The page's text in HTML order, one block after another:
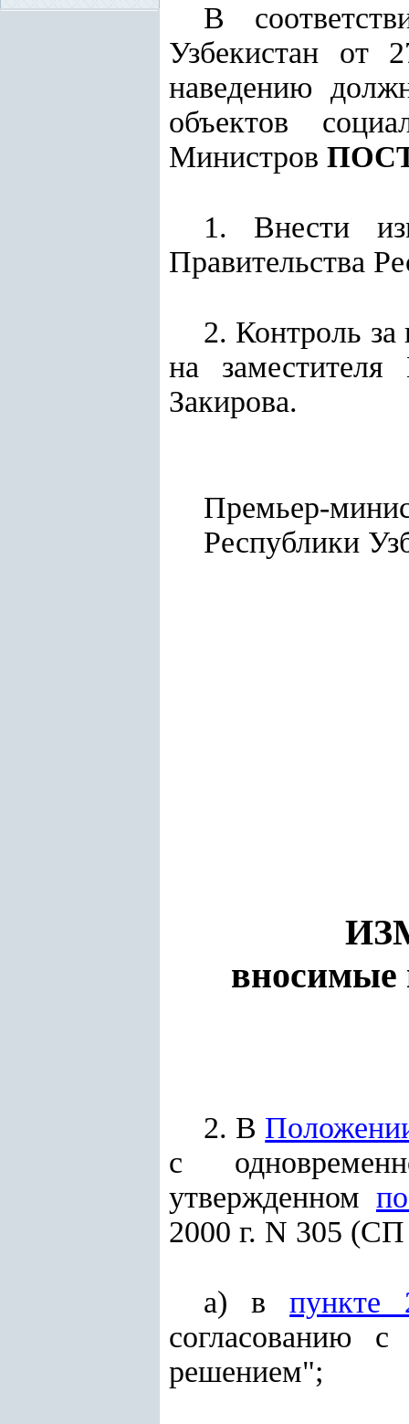
В
Узбекистан
наведению
объектов
Министров
1. Внести
Правительства
2. Контроль за
на
Закирова.
Премьер-
вносимые
2. В
с
утвержденном
2000 г. N 305 (СП
а) впункте
согласованию
решением";